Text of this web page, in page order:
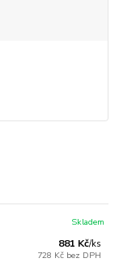
881 Kč/ks
728 Kč bez DPH
Skladem